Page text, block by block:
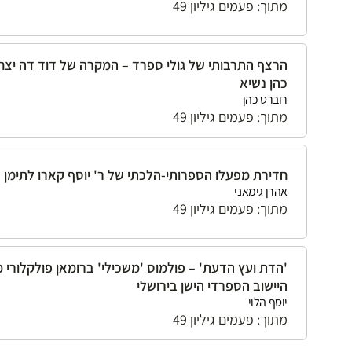
מתוך: פעמים גיליון 49
הרצף התרבותי של גולי ספרד – המקרה של דוד דה
כהן נשיא
רוברט כהן
מתוך: פעמים גיליון 49
חדירת מפעלו הספרותי-הלכתי של ר' יוסף קארו לתימן
אהרן גימאני
מתוך: פעמים גיליון 49
'הדת ועץ הדעת' – פולמוס 'משכילי' ברומאן פולקלורי
היישוב הספרדי הישן בירושלי
יוסף הלוי
מתוך: פעמים גיליון 49